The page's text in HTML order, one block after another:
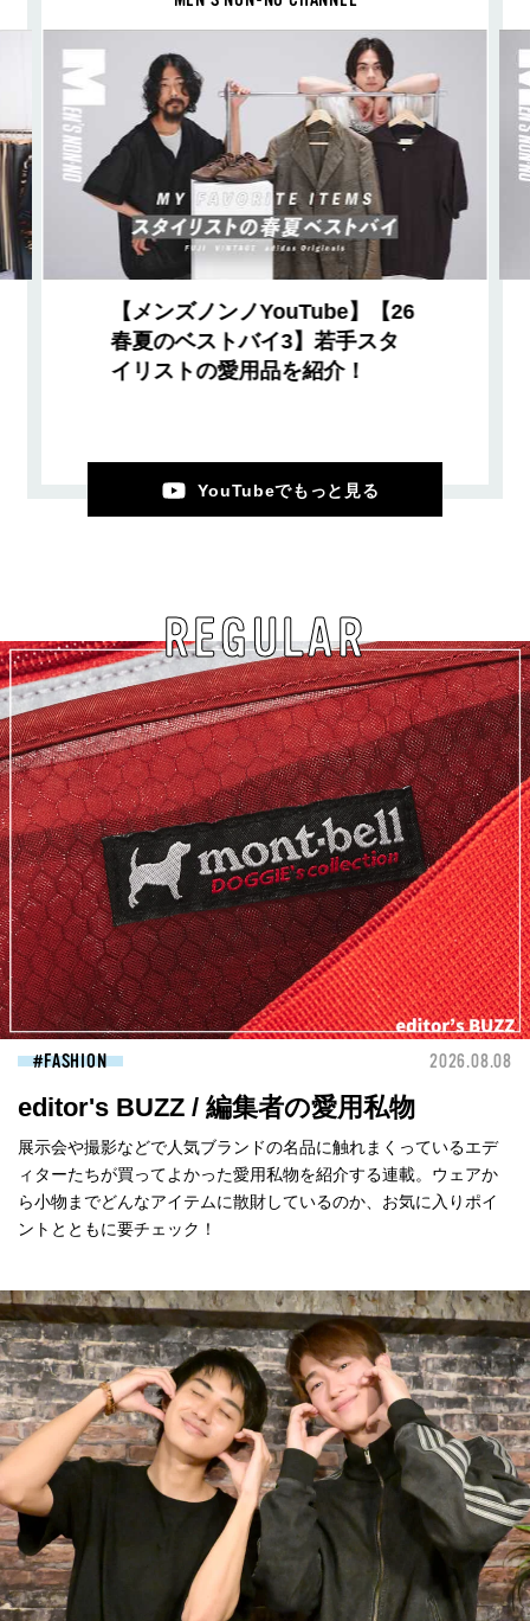
【メンズノンノYouTube】【26
春夏のベストバイ3】若手スタ
イリストの愛用品を紹介！
YouTubeでもっと見る
REGULAR
FASHION 2026.08.08
editor's BUZZ / 編集者の愛用私物
展示会や撮影などで人気ブランドの名品に触れまくっているエデ
ィターたちが買ってよかった愛用私物を紹介する連載。ウェアか
ら小物までどんなアイテムに散財しているのか、お気に入りポイ
ントとともに要チェック！